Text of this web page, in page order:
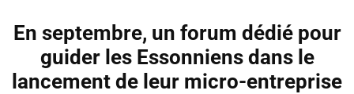
En septembre, un forum dédié pour
guider les Essonniens dans le
lancement de leur micro-entreprise